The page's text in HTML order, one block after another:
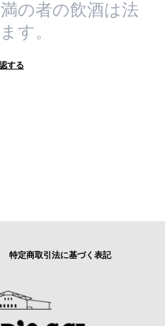
の者の飲酒は法
す。
する
特定商取引法に基づく表記